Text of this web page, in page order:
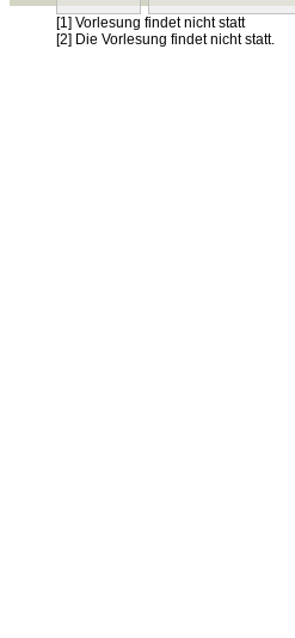
[1] Vorlesung findet nicht statt
[2] Die Vorlesung findet nicht statt.